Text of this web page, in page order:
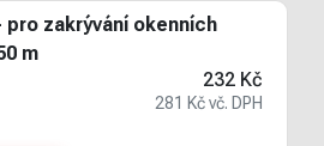
pro zakrývání okenních
m
232 Kč
281 Kč vč. DPH